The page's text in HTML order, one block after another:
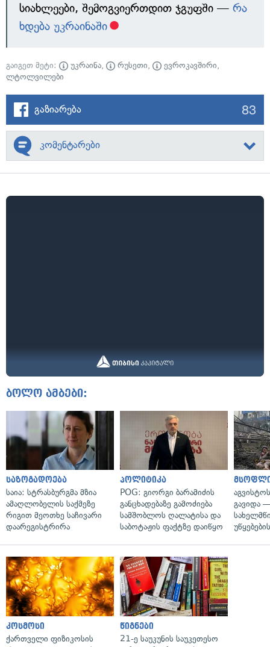
სიახლეები, შემოგვიერთდით ჯგუფში — რა
ხდება უკრაინაში
გაიგეთ მეტი: უკრაინა, რუსეთი, ევროკავშირი,
ლტოლვილები
გაზიარება 83
კომენტარები
ბოლო ამბები:
საზოგადოება
საია: სტრასბურგმა მზია
ამაღლობელის საქმეზე
რიგით მეოთხე საჩივარი
დაარეგისტრირა
პოლიტიკა
POG: გიორგი ბარამიძის
განცხადებაზე გამოძიება
სამშობლოს ღალატისა და
საბოტაჟის ფაქტზე დაიწყო
გავიდა
კოსმოსი
ქართველი ფიზიკოსის
წიგნები
21-ე საუკუნის საუკეთესო